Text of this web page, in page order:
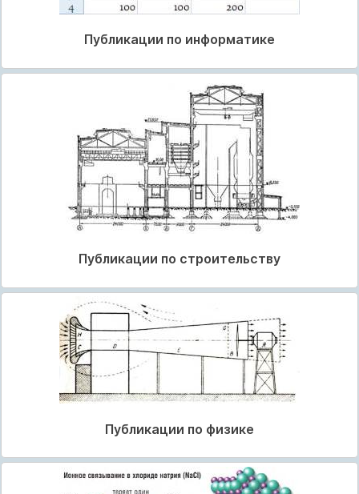
Публикации по информатике
Публикации по строительству
Публикации по физике